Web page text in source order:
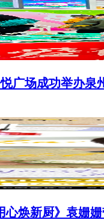
广场成功举办泉
焕新厨》袁姗